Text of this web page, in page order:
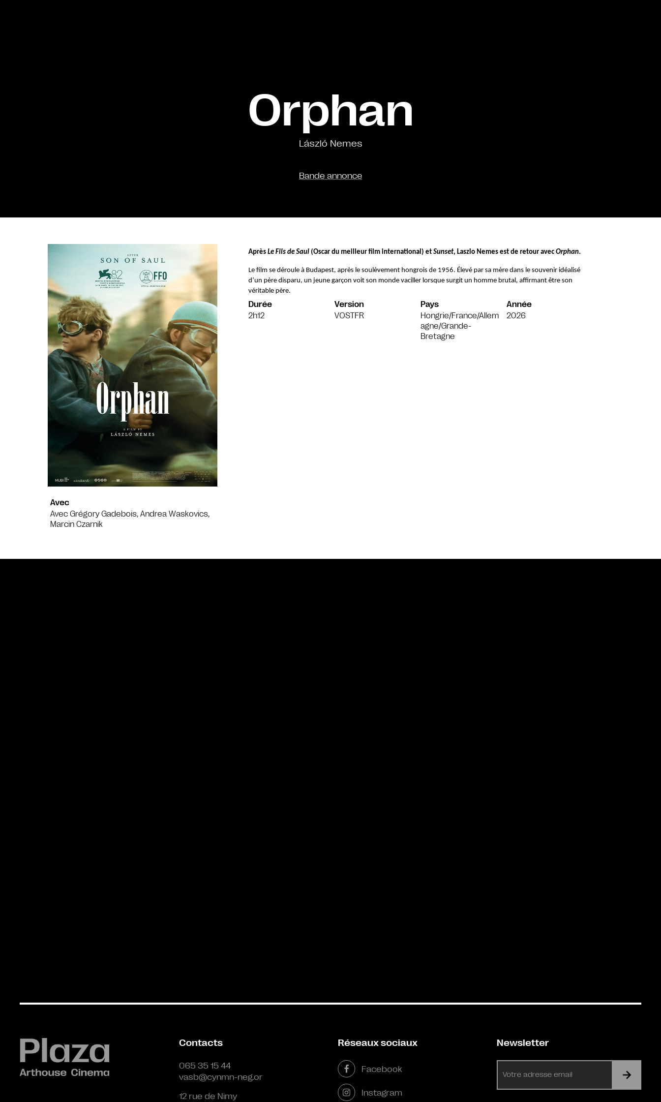
Orphan
László Nemes
Bande annonce
Avec
Avec Grégory Gadebois, Andrea Waskovics,
Marcin Czarnik
Après Le Fils de Saul (Oscar du meilleur film international) et Sunset, Laszlo Nemes est de retour avec Orphan.
Le film se déroule à Budapest, après le soulèvement hongrois de 1956. Élevé par sa mère dans le souvenir idéalisé
d’un père disparu, un jeune garçon voit son monde vaciller lorsque surgit un homme brutal, affirmant être son
véritable père.
Durée
2h12
Version
VOSTFR
Pays
Hongrie/France/Allem
agne/Grande-
Bretagne
Année
2026
Contacts
065 35 15 44
vasb@cynmn-neg.or
12 rue de Nimy
Réseaux sociaux
Facebook
Instagram
Newsletter
mail